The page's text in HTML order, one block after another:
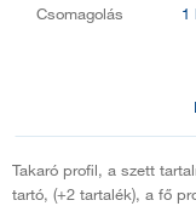
Csomagolás
1
Takaró profil, a szett
tartó, (+2 tartalék), a fő